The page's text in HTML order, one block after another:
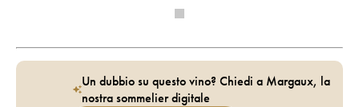
Un dubbio su questo vino? Chiedi a Margaux, la
nostra sommelier digitale